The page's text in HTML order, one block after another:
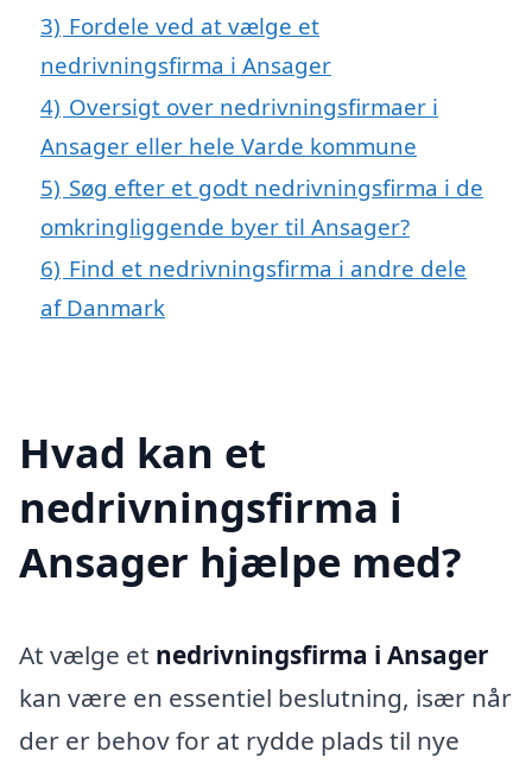
3) Fordele ved at vælge et
nedrivningsfirma i Ansager
4) Oversigt over nedrivningsfirmaer i
Ansager eller hele Varde kommune
5) Søg efter et godt nedrivningsfirma i de
omkringliggende byer til Ansager?
6) Find et nedrivningsfirma i andre dele
af Danmark
Hvad kan et
nedrivningsfirma i
Ansager hjælpe med?
At vælge et nedrivningsfirma i Ansager
kan være en essentiel beslutning, især når
der er behov for at rydde plads til nye